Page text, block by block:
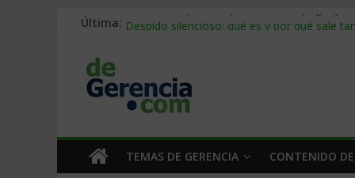
Última: Stablecoins para empresas: cómo pagar y
Trabajo forzoso en la cadena de
Mercado hispano de EE. UU.: cómo
TEMAS DE GERENCIA CONTENIDO